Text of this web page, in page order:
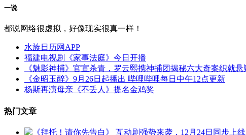
一说
都说网络很虚拟，好像现实很真一样！
水族日历网APP
福建电视剧《家事法庭》今日开播
《魅影神捕》官宣杀青，罗云熙携神捕团揭秘六大奇案织就悬
《金昭玉醉》9月26日起播出 哔哩哔哩每日中午12点更新
杨斯再演母亲《不丢人》提名金鸡奖
热门文章